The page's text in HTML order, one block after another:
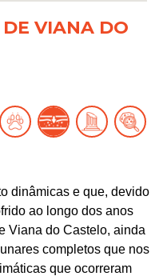
VIANA DO
dinâmicas e que, devido
ao longo dos anos
Viana do Castelo, ainda
completos que nos
que ocorreram